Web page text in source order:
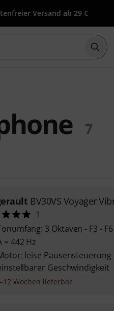
Versand ab 29 €
7
BV30VS Voyager
1
3 Oktaven - F3 - F6
= 442 Hz
leise Pausensteuerung
Geschwindigkeit
Wochen lieferbar